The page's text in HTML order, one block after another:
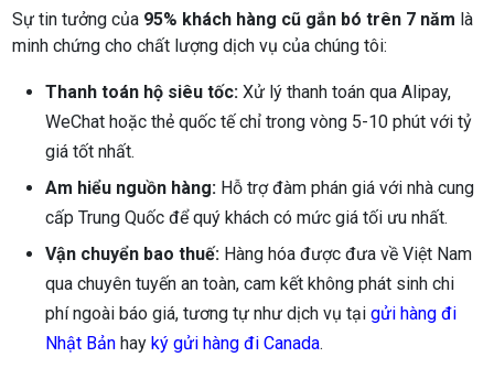
Sự tin tưởng của 95% khách hàng cũ gắn bó trên 7 năm là
minh chứng cho chất lượng dịch vụ của chúng tôi:
Thanh toán hộ siêu tốc: Xử lý thanh toán qua Alipay,
WeChat hoặc thẻ quốc tế chỉ trong vòng 5-10 phút với tỷ
giá tốt nhất.
Am hiểu nguồn hàng: Hỗ trợ đàm phán giá với nhà cung
cấp Trung Quốc để quý khách có mức giá tối ưu nhất.
Vận chuyển bao thuế: Hàng hóa được đưa về Việt Nam
qua chuyên tuyến an toàn, cam kết không phát sinh chi
phí ngoài báo giá, tương tự như dịch vụ tạigửi hàng đi
Nhật Bản hay ký gửi hàng đi Canada.